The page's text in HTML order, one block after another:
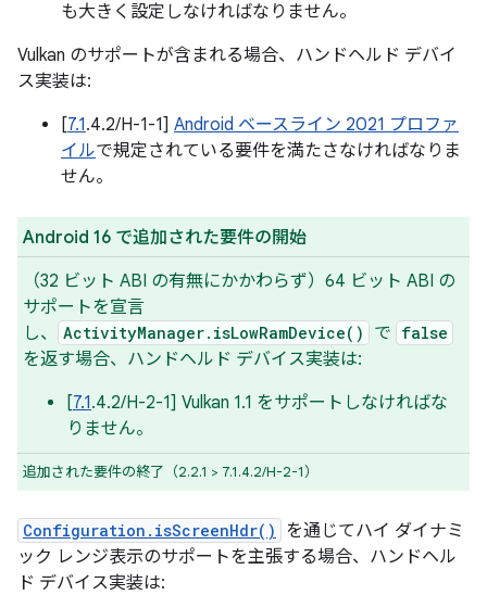
も大きく設定しなければなりません。
Vulkan のサポートが含まれる場合、ハンドヘルド デバイ
ス実装は:
[7.1.4.2/H-1-1] Android ベースライン 2021 プロファ
イルで規定されている要件を満たさなければなりま
せん。
Android 16 で追加された要件の開始
（32 ビット ABI の有無にかかわらず）64 ビット ABI の
サポートを宣言
し、
ActivityManager.isLowRamDevice() で false
を返す場合、ハンドヘルド デバイス実装は:
[7.1.4.2/H-2-1] Vulkan 1.1 をサポートしなければな
りません。
追加された要件の終了（2.2.1 > 7.1.4.2/H-2-1）
Configuration.isScreenHdr()
を通じてハイ ダイナミ
ック レンジ表示のサポートを主張する場合、ハンドヘル
ド デバイス実装は: